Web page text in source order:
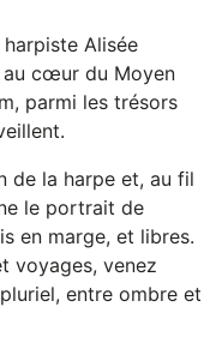
harpiste Alisée
cœur du Moyen
parmi les trésors
de la harpe et, au fil
le portrait de
en marge, et libres.
voyages, venez
entre ombre et